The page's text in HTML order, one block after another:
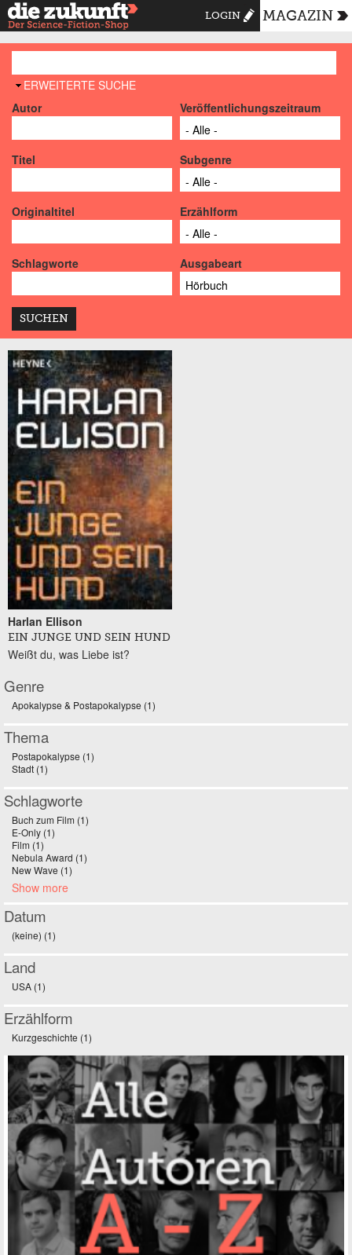
LOGIN MAGAZIN
AUSBLENDEN
ERWEITERTE SUCHE
Autor
Veröffentlichungszeitraum
Titel Subgenre
Originaltitel Erzählform
Schlagworte Ausgabeart
Harlan Ellison
EIN JUNGE UND SEIN HUND
Weißt du, was Liebe ist?
Genre
Apokalypse & Postapokalypse (1)
Thema
Postapokalypse (1)
Stadt (1)
Schlagworte
Buch zum Film (1)
E-Only (1)
Film (1)
Nebula Award (1)
New Wave (1)
Show more
Datum
(keine) (1)
Land
USA (1)
Erzählform
Kurzgeschichte (1)